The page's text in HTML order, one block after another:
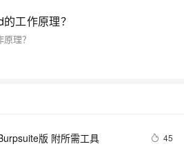
工作原理？
理？
版 附所需工具 45